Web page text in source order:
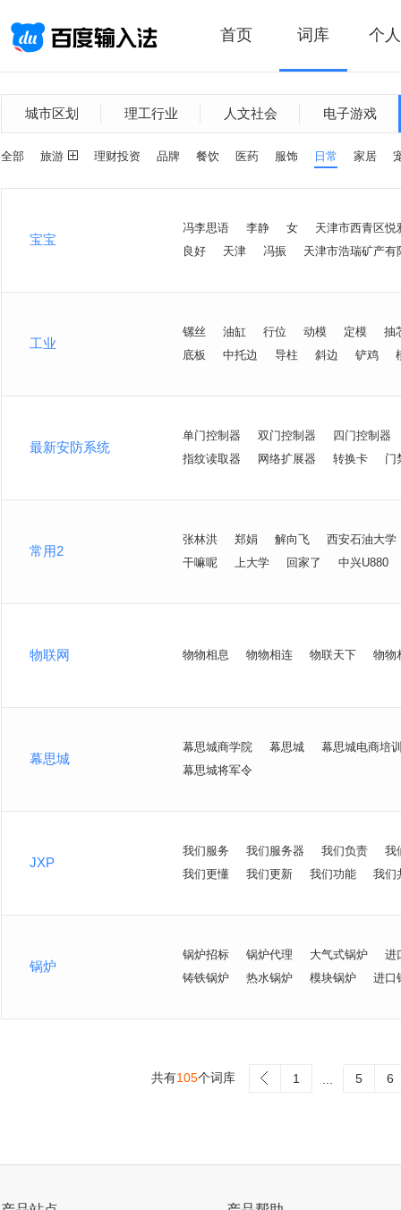
首页 词库 个
城市区划 理工行业 人文社会 电子游戏
全部 旅游 理财投资 品牌 餐饮 医药 服饰 日常 家居
宝宝
冯李思语 李静 女
天津市西青区悦
良好
天津 冯振 天津市浩瑞矿产有
工业
镙丝 油缸 行位 动模 定模
抽
底板
中托边 导柱 斜边 铲鸡
最新安防系统
单门控制器 双门控制器
四门控制器
指纹读取器
网络扩展器 转换卡 门
常用2
张林洪 郑娟 解向飞
西安石油大学
干嘛呢
上大学 回家了 中兴U880
物联网 物物相息 物物相连 物联天下 物物
幕思城
幕思城商学院 幕思城
幕思城电商培
幕思城将军令
JXP
我们服务 我们服务器 我们负责
我
我们更懂
我们更新 我们功能 我们
锅炉
锅炉招标 锅炉代理 大气式锅炉
进
铸铁锅炉
热水锅炉 模块锅炉 进口
共有105个词库 1 5 6